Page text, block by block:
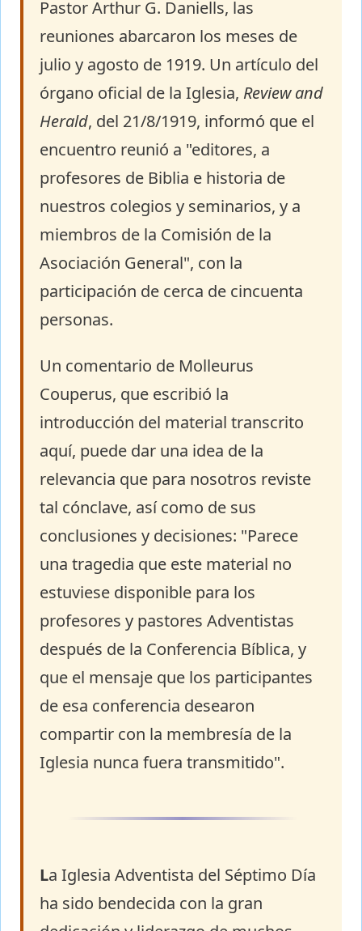
Pastor Arthur G. Daniells, las
reuniones abarcaron los meses de
julio y agosto de 1919. Un artículo del
órgano oficial de la Iglesia, Review and
Herald, del 21/8/1919, informó que el
encuentro reunió a "editores, a
profesores de Biblia e historia de
nuestros colegios y seminarios, y a
miembros de la Comisión de la
Asociación General", con la
participación de cerca de cincuenta
personas.
Un comentario de Molleurus
Couperus, que escribió la
introducción del material transcrito
aquí, puede dar una idea de la
relevancia que para nosotros reviste
tal cónclave, así como de sus
conclusiones y decisiones: "Parece
una tragedia que este material no
estuviese disponible para los
profesores y pastores Adventistas
después de la Conferencia Bíblica, y
que el mensaje que los participantes
de esa conferencia desearon
compartir con la membresía de la
Iglesia nunca fuera transmitido".
La Iglesia Adventista del Séptimo Día
ha sido bendecida con la gran